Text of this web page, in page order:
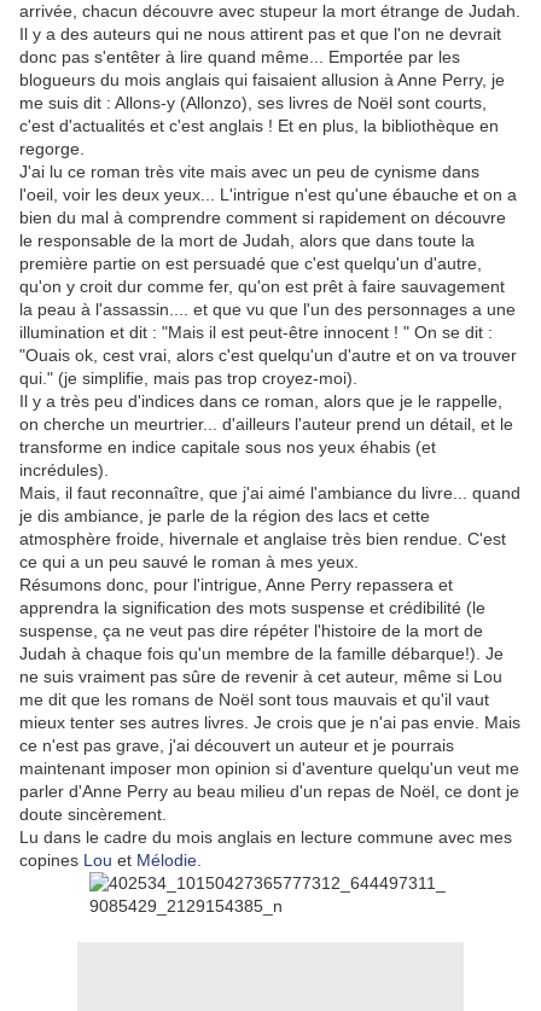
arrivée, chacun découvre avec stupeur la mort étrange de Judah.
Il y a des auteurs qui ne nous attirent pas et que l'on ne devrait
donc pas s'entêter à lire quand même... Emportée par les
blogueurs du mois anglais qui faisaient allusion à Anne Perry, je
me suis dit : Allons-y (Allonzo), ses livres de Noël sont courts,
c'est d'actualités et c'est anglais ! Et en plus, la bibliothèque en
regorge.
J'ai lu ce roman très vite mais avec un peu de cynisme dans
l'oeil, voir les deux yeux... L'intrigue n'est qu'une ébauche et on a
bien du mal à comprendre comment si rapidement on découvre
le responsable de la mort de Judah, alors que dans toute la
première partie on est persuadé que c'est quelqu'un d'autre,
qu'on y croit dur comme fer, qu'on est prêt à faire sauvagement
la peau à l'assassin.... et que vu que l'un des personnages a une
illumination et dit : "Mais il est peut-être innocent ! " On se dit :
"Ouais ok, cest vrai, alors c'est quelqu'un d'autre et on va trouver
qui." (je simplifie, mais pas trop croyez-moi).
Il y a très peu d'indices dans ce roman, alors que je le rappelle,
on cherche un meurtrier... d'ailleurs l'auteur prend un détail, et le
transforme en indice capitale sous nos yeux éhabis (et
incrédules).
Mais, il faut reconnaître, que j'ai aimé l'ambiance du livre... quand
je dis ambiance, je parle de la région des lacs et cette
atmosphère froide, hivernale et anglaise très bien rendue. C'est
ce qui a un peu sauvé le roman à mes yeux.
Résumons donc, pour l'intrigue, Anne Perry repassera et
apprendra la signification des mots suspense et crédibilité (le
suspense, ça ne veut pas dire répéter l'histoire de la mort de
Judah à chaque fois qu'un membre de la famille débarque!). Je
ne suis vraiment pas sûre de revenir à cet auteur, même si Lou
me dit que les romans de Noël sont tous mauvais et qu'il vaut
mieux tenter ses autres livres. Je crois que je n'ai pas envie. Mais
ce n'est pas grave, j'ai découvert un auteur et je pourrais
maintenant imposer mon opinion si d'aventure quelqu'un veut me
parler d'Anne Perry au beau milieu d'un repas de Noël, ce dont je
doute sincèrement.
Lu dans le cadre du mois anglais en lecture commune avec mes
copines Lou et Mélodie